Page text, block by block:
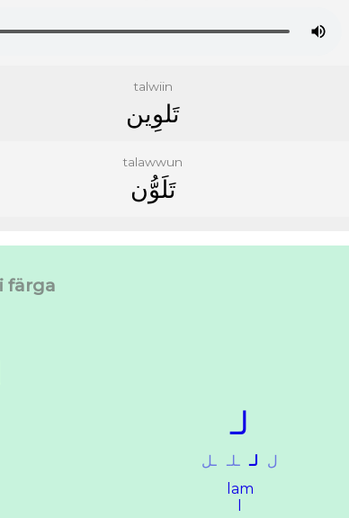
talwiin
ﺗَﻠﻮِﻳﻦ
talawwun
ﺗَﻠَﻮُّﻥ
färga
ﻟـ
ﻝ ﻟـ ـﻠـ ـﻞ
lam